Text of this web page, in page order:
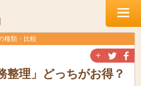
種類・比較
整理」どっちがお得？
＋